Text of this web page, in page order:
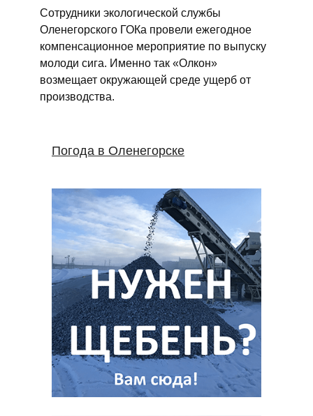
Сотрудники экологической службы
Оленегорского ГОКа провели ежегодное
компенсационное мероприятие по выпуску
молоди сига. Именно так «Олкон»
возмещает окружающей среде ущерб от
производства.
Погода в Оленегорске